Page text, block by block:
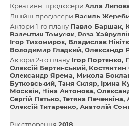
Креативні продюсери Алла
Лінійні продюсери Василь
Актори 1-го плану Павло Баршак
Валентин Томусяк Роза
Ігор Тихомиров Владислав
Володимир Гладкий Олександр
Актори 2-го плану Ігор Портянко
Олексій Вертинський Костянтин
Олександр Ярема Микола
Бутковський Таня Скляр Ірина
Москвін Ніна Антонова
Сергій Петько Тетяна Печенкіна
Олексій Титаренко Анатолій
Рік створення 2018